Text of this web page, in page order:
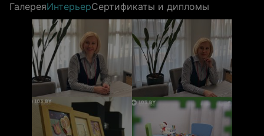
ГалереяИнтерьерСертификаты и дипломы